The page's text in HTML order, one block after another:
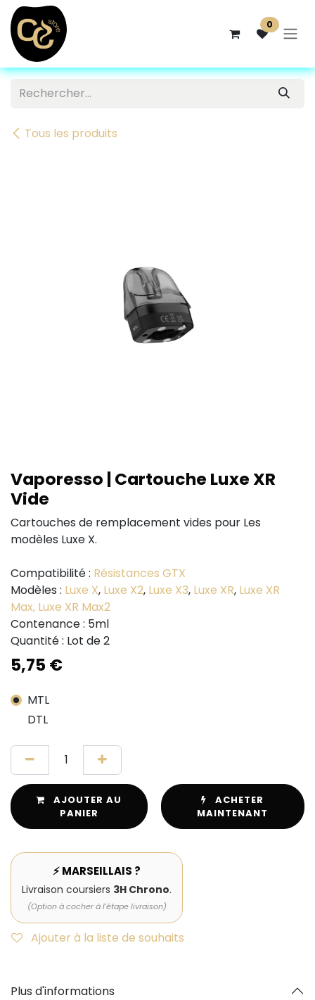
Se rendre au contenu
0
Tous les produits
Vaporesso | Cartouche Luxe XR
Vide
Cartouches de remplacement vides pour Les
modèles Luxe X.
Compatibilité : Résistances GTX
Modèles : Luxe X, Luxe X2, Luxe X3, Luxe XR, Luxe XR
Max, Luxe XR Max2
Contenance : 5ml
Quantité : Lot de 2
5,75 €
MTL
DTL
AJOUTER AU
PANIER
ACHETER
MAINTENANT
⚡ MARSEILLAIS ?
Livraison coursiers 3H Chrono.
(Option à cocher à l'étape livraison)
Ajouter à la liste de souhaits
Plus d'informations